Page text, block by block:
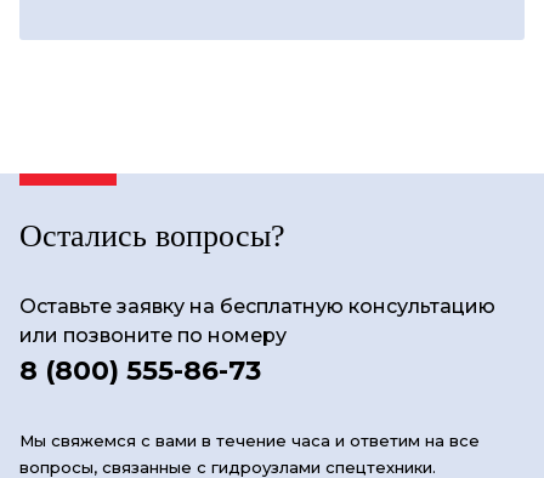
Остались вопросы?
Оставьте заявку на бесплатную консультацию
или позвоните по номеру
8 (800) 555-86-73
Мы свяжемся с вами в течение часа и ответим на все
вопросы, связанные с гидроузлами спецтехники.